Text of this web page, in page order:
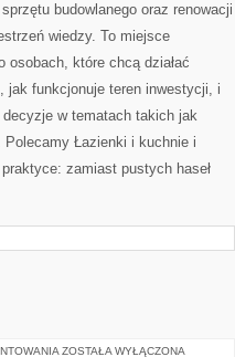
budowlanego oraz renowacji
wiedzy. To miejsce
osobach, które chcą działać
jak funkcjonuje teren inwestycji, i
w tematach takich jak
Polecamy Łazienki i kuchnie i
zamiast pustych haseł
RODZAJE
ZOSTAŁA WYŁĄCZONA